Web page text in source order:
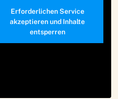
Erforderlichen Service
akzeptieren und Inhalte
entsperren